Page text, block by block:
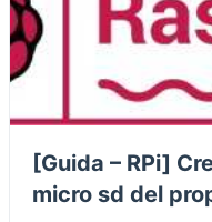
[Guida – RPi]
micro sd del